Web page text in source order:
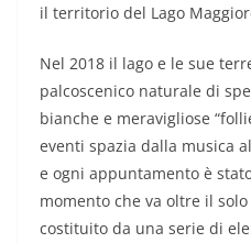
il territorio del Lago
Nel 2018 il lago e le sue
palcoscenico naturale di
bianche e meravigliose
eventi spazia dalla musica
e ogni appuntamento è
momento che va oltre il
costituito da una serie di